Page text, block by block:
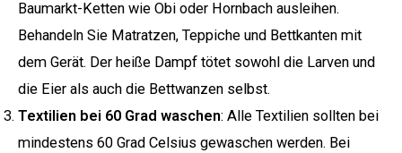
Baumarkt-Ketten wie Obi oder Hornbach ausleihen.
Behandeln Sie Matratzen, Teppiche und Bettkanten mit
dem Gerät. Der heiße Dampf tötet sowohl die Larven und
die Eier als auch die Bettwanzen selbst.
Textilien bei 60 Grad waschen: Alle Textilien sollten bei
mindestens 60 Grad Celsius gewaschen werden. Bei